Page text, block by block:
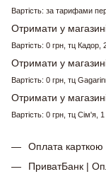
Вартість: за тарифами
Отримати у
Вартість: 0 грн, тц
Отримати у
Вартість: 0 грн, тц
Отримати у
Вартість: 0 грн, тц Сім'я,
Оплата карткою
ПриватБанк |